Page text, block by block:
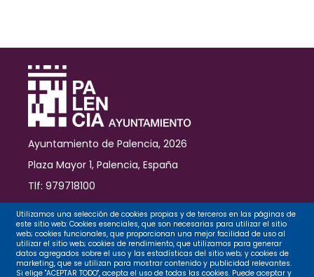
Ayuntamiento de Palencia, 2026
Plaza Mayor 1, Palencia, España
Tlf: 979718100
Contacto
Legal
Utilizamos una selección de cookies propias y de terceros en las páginas de
este sitio web: Cookies esenciales, que son necesarias para utilizar el sitio
web; cookies funcionales, que proporcionan una mejor facilidad de uso al
utilizar el sitio web; cookies de rendimiento, que utilizamos para generar
datos agregados sobre el uso y las estadísticas del sitio web; y cookies de
marketing, que se utilizan para mostrar contenido y publicidad relevantes.
Si elige "ACEPTAR TODO", acepta el uso de todas las cookies. Puede aceptar y